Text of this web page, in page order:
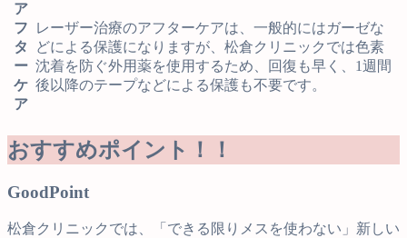
ア
フ
タ
ー
ケ
ア
レーザー治療のアフターケアは、一般的にはガーゼな
どによる保護になりますが、松倉クリニックでは色素
沈着を防ぐ外用薬を使用するため、回復も早く、1週間
後以降のテープなどによる保護も不要です。
おすすめポイント！！
GoodPoint
松倉クリニックでは、「できる限りメスを使わない」新しい